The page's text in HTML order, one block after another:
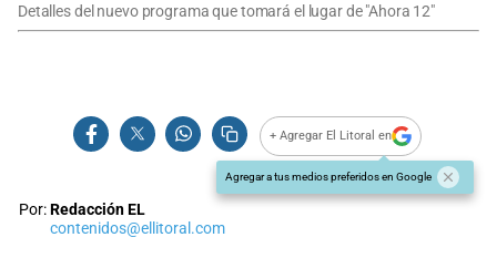
Detalles del nuevo programa que tomará el lugar de "Ahora 12"
+ Agregar El Litoral en
Agregar a tus medios preferidos en Google
Por:Redacción EL
contenidos@ellitoral.com